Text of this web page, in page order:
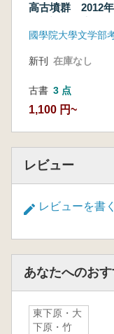
高古墳群 2012
新刊 在庫なし
古書 3 点
1,100 円~
レビュー
レビューを書く
あなたへのお
東下原・大
下原・竹